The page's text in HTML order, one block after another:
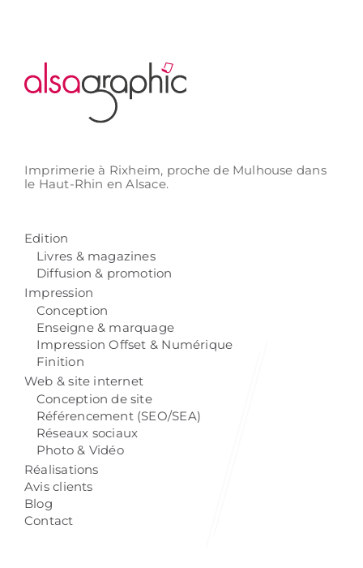
Imprimerie à Rixheim, proche de Mulhouse dans
le Haut-Rhin en Alsace.
Edition
Livres & magazines
Diffusion & promotion
Impression
Conception
Enseigne & marquage
Impression Offset & Numérique
Finition
Web & site internet
Conception de site
Référencement (SEO/SEA)
Réseaux sociaux
Photo & Vidéo
Réalisations
Avis clients
Blog
Contact